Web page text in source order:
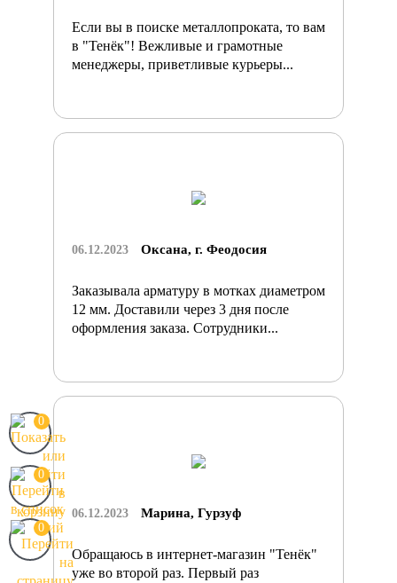
0
0
0
Если вы в поиске металлопроката, то вам
в "Тенёк"! Вежливые и грамотные
менеджеры, приветливые курьеры...
06.12.2023 Оксана, г. Феодосия
Заказывала арматуру в мотках диаметром
12 мм. Доставили через 3 дня после
оформления заказа. Сотрудники...
06.12.2023 Марина, Гурзуф
Обращаюсь в интернет-магазин "Тенёк"
уже во второй раз. Первый раз